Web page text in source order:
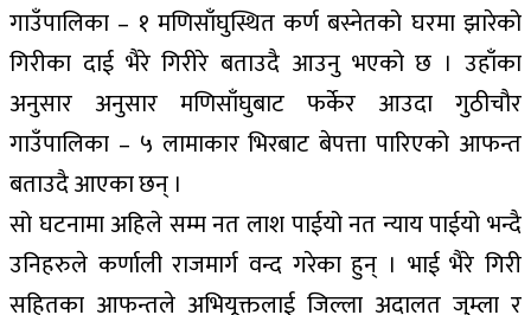
गाउँपालिका – १ मणिसाँघुस्थित कर्ण बस्नेतको घरमा झारेको
गिरीका दाई भैरे गिरीरे बताउदै आउनु भएको छ । उहाँका
अनुसार अनुसार मणिसाँघुबाट फर्केर आउदा गुठीचौर
गाउँपालिका – ५ लामाकार भिरबाट बेपत्ता पारिएको आफन्त
बताउदै आएका छन् ।
सो घटनामा अहिले सम्म नत लाश पाईयो नत न्याय पाईयो भन्दै
उनिहरुले कर्णाली राजमार्ग वन्द गरेका हुन् । भाई भैरे गिरी
सहितका आफन्तले अभियूक्तलाई जिल्ला अदालत जुम्ला र